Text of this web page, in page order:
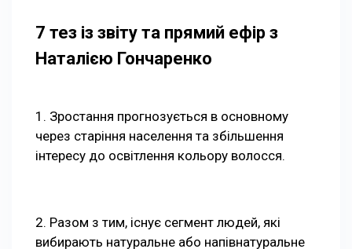
7 тез із звіту та прямий ефір з
Наталією Гончаренко
1. Зростання прогнозується в основному
через старіння населення та збільшення
інтересу до освітлення кольору волосся.
2. Разом з тим, існує сегмент людей, які
вибирають натуральне або напівнатуральне